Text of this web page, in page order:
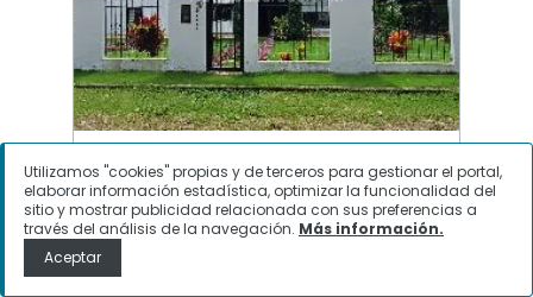
$1.150.000.000
Utilizamos "cookies" propias y de terceros para gestionar el portal,
elaborar información estadística, optimizar la funcionalidad del
sitio y mostrar publicidad relacionada con sus preferencias a
través del análisis de la navegación. Más información.
Aceptar